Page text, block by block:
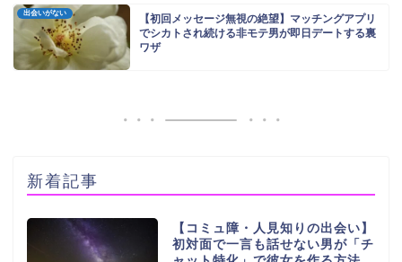
出会いがない
【初回メッセージ無視の絶望】マッチングアプリ
でシカトされ続ける非モテ男が即日デートする裏
ワザ
新着記事
【コミュ障・人見知りの出会い】
初対面で一言も話せない男が「チ